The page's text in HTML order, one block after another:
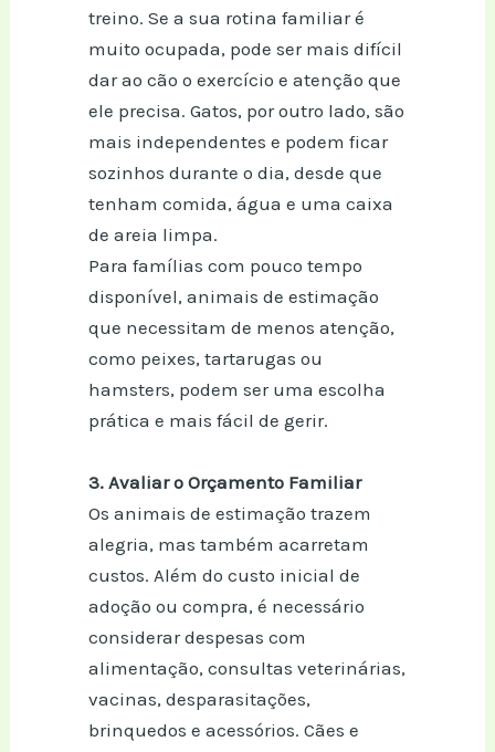
treino. Se a sua rotina familiar é
muito ocupada, pode ser mais difícil
dar ao cão o exercício e atenção que
ele precisa. Gatos, por outro lado, são
mais independentes e podem ficar
sozinhos durante o dia, desde que
tenham comida, água e uma caixa
de areia limpa.
Para famílias com pouco tempo
disponível, animais de estimação
que necessitam de menos atenção,
como peixes, tartarugas ou
hamsters, podem ser uma escolha
prática e mais fácil de gerir.
3. Avaliar o Orçamento Familiar
Os animais de estimação trazem
alegria, mas também acarretam
custos. Além do custo inicial de
adoção ou compra, é necessário
considerar despesas com
alimentação, consultas veterinárias,
vacinas, desparasitações,
brinquedos e acessórios. Cães e